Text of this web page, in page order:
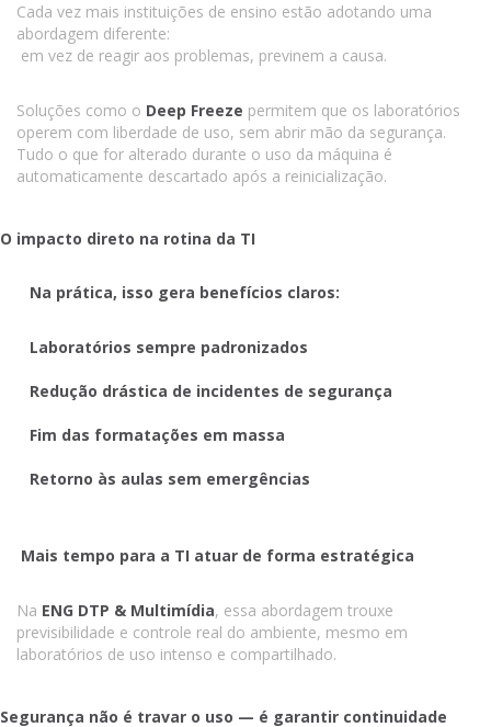
Cada vez mais instituições de ensino estão adotando uma
abordagem diferente:
em vez de reagir aos problemas, previnem a causa.
Soluções como o Deep Freeze permitem que os laboratórios
operem com liberdade de uso, sem abrir mão da segurança.
Tudo o que for alterado durante o uso da máquina é
automaticamente descartado após a reinicialização.
O impacto direto na rotina da TI
Na prática, isso gera benefícios claros:
Laboratórios sempre padronizados
Redução drástica de incidentes de segurança
Fim das formatações em massa
Retorno às aulas sem emergências
Mais tempo para a TI atuar de forma estratégica
Na ENG DTP & Multimídia, essa abordagem trouxe
previsibilidade e controle real do ambiente, mesmo em
laboratórios de uso intenso e compartilhado.
Segurança não é travar o uso — é garantir continuidade